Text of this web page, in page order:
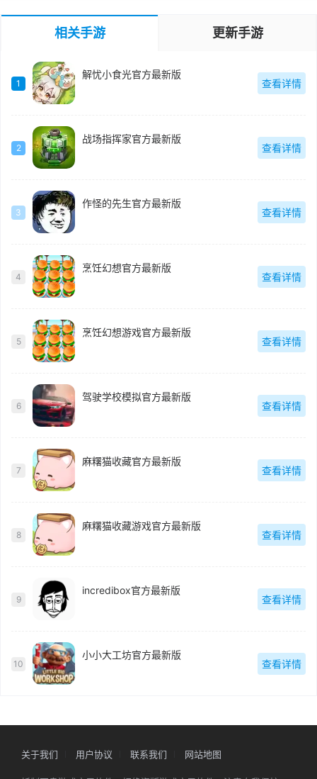
相关手游 更新手游
1
解忧小食光官方最新版
查看详情
2
战场指挥家官方最新版
查看详情
3
作怪的先生官方最新版
查看详情
4
烹饪幻想官方最新版
查看详情
5
烹饪幻想游戏官方最新版
查看详情
6
驾驶学校模拟官方最新版
查看详情
7
麻糬猫收藏官方最新版
查看详情
8
麻糬猫收藏游戏官方最新版
查看详情
9
incredibox官方最新版
查看详情
10
小小大工坊官方最新版
查看详情
关于我们 用户协议 联系我们 网站地图